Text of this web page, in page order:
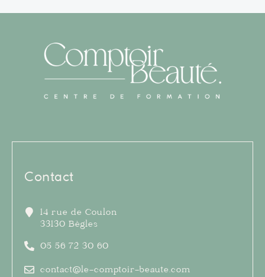
Contact
14 rue de Coulon
33130 Bègles
05 56 72 30 60
contact@le-comptoir-beaute.com